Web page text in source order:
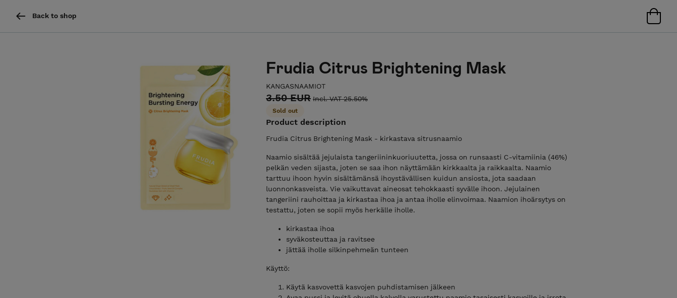
Back to shop
Frudia Citrus Brightening Mask
KANGASNAAMIOT
3.50 EUR Incl. VAT 25.50%
Sold out
Product description
Frudia Citrus Brightening Mask - kirkastava sitrusnaamio
Naamio sisältää jejulaista tangeriininkuoriuutetta, jossa on runsaasti C-vitamiinia (46%)
pelkän veden sijasta, joten se saa ihon näyttämään kirkkaalta ja raikkaalta. Naamio
tarttuu ihoon hyvin sisältämänsä ihoystävällisen kuidun ansiosta, jota saadaan
luonnonkasveista. Vie vaikuttavat aineosat tehokkaasti syvälle ihoon. Jejulainen
tangeriini rauhoittaa ja kirkastaa ihoa ja antaa iholle elinvoimaa. Naamion ihoärsytys on
testattu, joten se sopii myös herkälle iholle.
kirkastaa ihoa
syväkosteuttaa ja ravitsee
jättää iholle silkinpehmeän tunteen
Käyttö:
Käytä kasvovettä kasvojen puhdistamisen jälkeen